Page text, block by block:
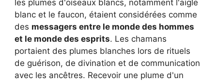
les plumes d'oiseaux blancs, notamment l'aigle
blanc et le faucon, étaient considérées comme
des messagers entre le monde des hommes
et le monde des esprits. Les chamans
portaient des plumes blanches lors de rituels
de guérison, de divination et de communication
avec les ancêtres. Recevoir une plume d'un